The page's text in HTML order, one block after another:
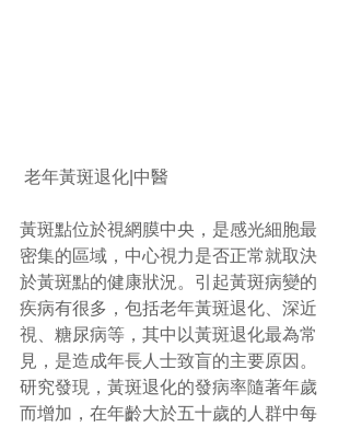
老年黃斑退化|中醫
黃斑點位於視網膜中央，是感光細胞最
密集的區域，中心視力是否正常就取決
於黃斑點的健康狀況。引起黃斑病變的
疾病有很多，包括老年黃斑退化、深近
視、糖尿病等，其中以黃斑退化最為常
見，是造成年長人士致盲的主要原因。
研究發現，黃斑退化的發病率隨著年歲
而增加，在年齡大於五十歲的人群中每